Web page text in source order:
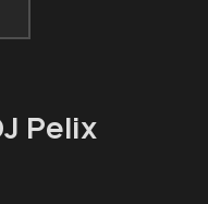
Pelix